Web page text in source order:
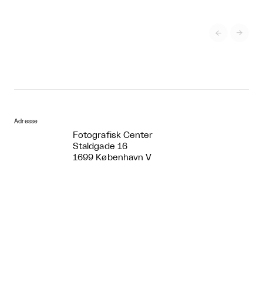
 
Adresse
Fotografisk Center
Staldgade 16
1699 København V